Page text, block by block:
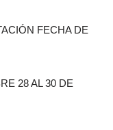
FECHA DE
28 AL 30 DE